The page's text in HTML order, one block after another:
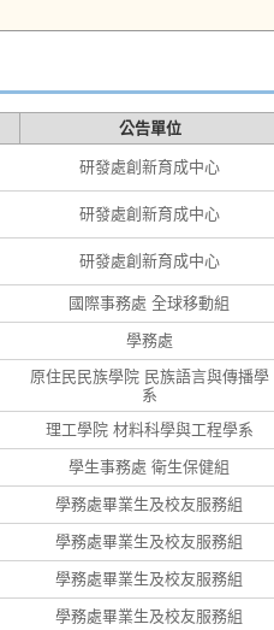
公告單位
研發處創新育成中心
研發處創新育成中心
研發處創新育成中心
國際事務處 全球移動組
學務處
原住民民族學院 民族語言與傳播學
系
理工學院 材料科學與工程學系
學生事務處 衛生保健組
學務處畢業生及校友服務組
學務處畢業生及校友服務組
學務處畢業生及校友服務組
學務處畢業生及校友服務組